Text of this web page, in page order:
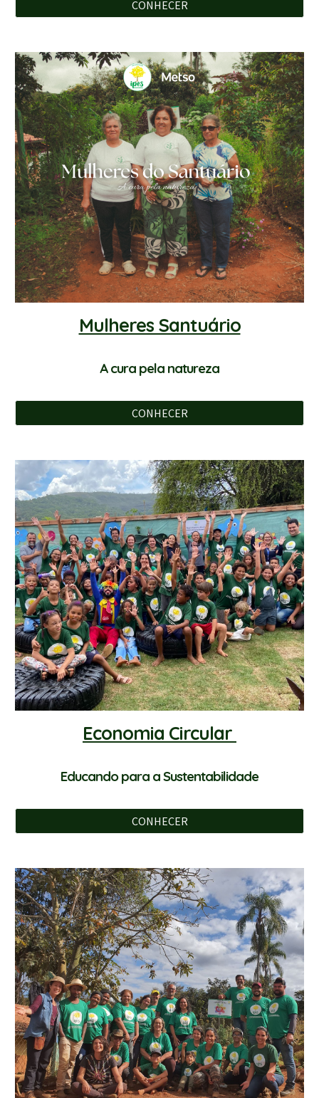
CONHECER
Mulheres Santuário
A cura pela natureza
CONHECER
Economia Circular
Educando para a Sustentabilidade
CONHECER